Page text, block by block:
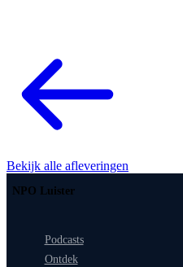
Bekijk alle afleveringen
NPO Luister
Podcasts
Ontdek